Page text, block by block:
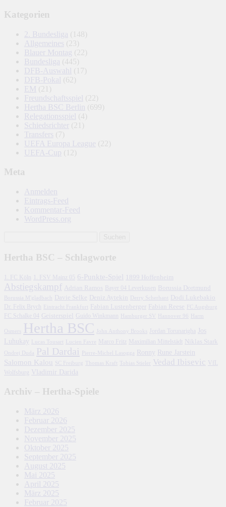
Kategorien
2. Bundesliga (148)
Allgemeines (23)
Blauer Montag (22)
Bundesliga (445)
DFB-Auswahl
(17)
DFB-Pokal (62)
EM (21)
Freundschaftsspiel (22)
Hertha BSC Berlin
(699)
Relegationsspiel (4)
Schiedsrichter
(21)
Transfers (7)
UEFA Europa League (22)
UEFA-Cup (12)
Meta
Anmelden
Eintrags-Feed
Kommentar-Feed
WordPress.org
Hertha BSC – Schlagworte
1. FC Köln 1. FSV Mainz 05 6-Punkte-Spiel 1899 Hoffenheim
Abstiegskampf Adrian Ramos Bayer 04 Leverkusen Borussia Dortmund
Borussia M'gladbach Davie Selke Deniz Aytekin Derry Scherhant
Dodi Lukebakio
Dr. Felix Brych
Eintracht Frankfurt Fabian Lustenberger Fabian Reese
FC Schalke 04 Geisterspiel Guido Winkmann Hamburger SV
Hertha BSC Jordan Torunarigha
Jos
Luhukay
Lucien Favre Marco Fritz Maximilian Mittelstädt Niklas Stark
Pal Dardai Pierre-Michel Lasogga Ronny Rune Jarstein
Salomon Kalou SC Freiburg Tobias Stieler Vedad Ibisevic
VfL
Wolfsburg Vladimir Darida
Archiv – Hertha-Spiele
März 2026
Februar 2026
Dezember 2025
November 2025
Oktober 2025
September 2025
August 2025
Mai 2025
April 2025
März 2025
Februar 2025